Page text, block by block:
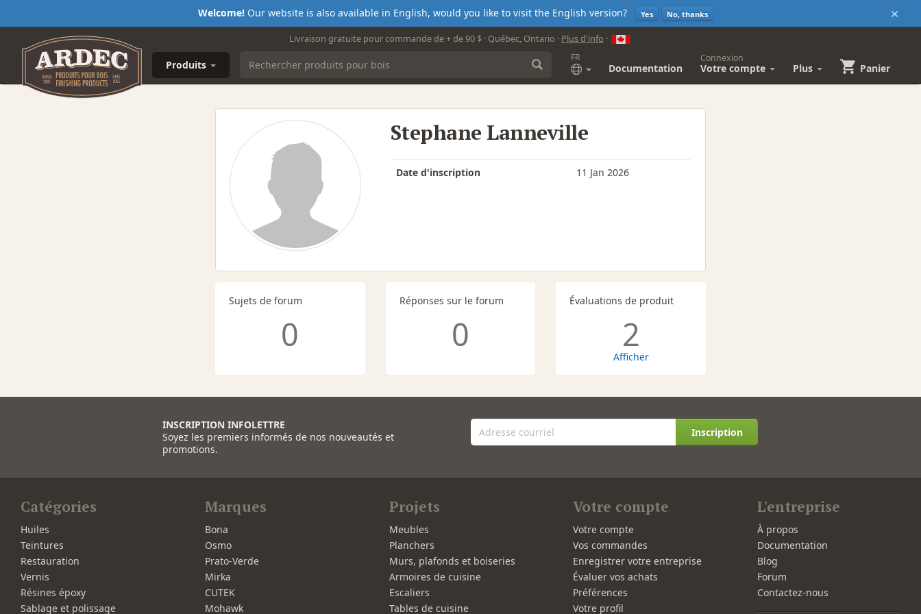
×
Welcome!Our website is also available in English, would you like to visit the English version? Yes No, thanks
Livraison gratuite pour commande de + de 90 $ · Québec, Ontario · Plus d'info ·
Produits
FR
Documentation
Connexion
Votre compte Plus Panier
Stephane Lanneville
Date d'inscription 11 Jan 2026
Sujets de forum
0
Réponses sur le forum
0
Évaluations de produit
2
Afficher
INSCRIPTION INFOLETTRE
Soyez les premiers informés de nos nouveautés et
promotions.
Inscription
Catégories
Huiles
Teintures
Restauration
Vernis
Résines époxy
Sablage et polissage
Marques
Bona
Osmo
Prato-Verde
Mirka
CUTEK
Mohawk
Projets
Meubles
Planchers
Murs, plafonds et boiseries
Armoires de cuisine
Escaliers
Tables de cuisine
Votre compte
Votre compte
Vos commandes
Enregistrer votre entreprise
Évaluer vos achats
Préférences
Votre profil
L'entreprise
À propos
Documentation
Blog
Forum
Contactez-nous